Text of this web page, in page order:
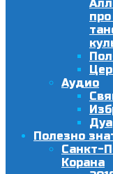
Аудио
Дуа
Полезно
Санкт-
Корана